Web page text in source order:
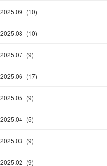
2025.09 (10)
2025.08 (10)
2025.07 (9)
2025.06 (17)
2025.05 (9)
2025.04 (5)
2025.03 (9)
2025.02 (9)